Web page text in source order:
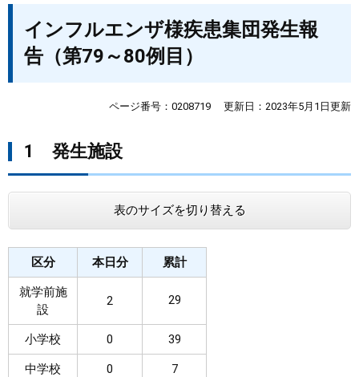
くらし・環境
しごと・産業・観光
県政情報
インフルエンザ様疾患集団発生報
告（第79～80例目）
ページ番号：0208719 更新日：2023年5月1日更新
1 発生施設
表のサイズを切り替える
区分 本日分 累計
就学前施
設
2 29
小学校 0 39
中学校 0 7